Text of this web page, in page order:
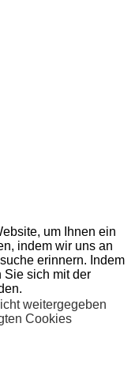
um Ihnen ein
indem wir uns an
erinnern. Indem
Sie sich mit der
weitergegeben
Cookies